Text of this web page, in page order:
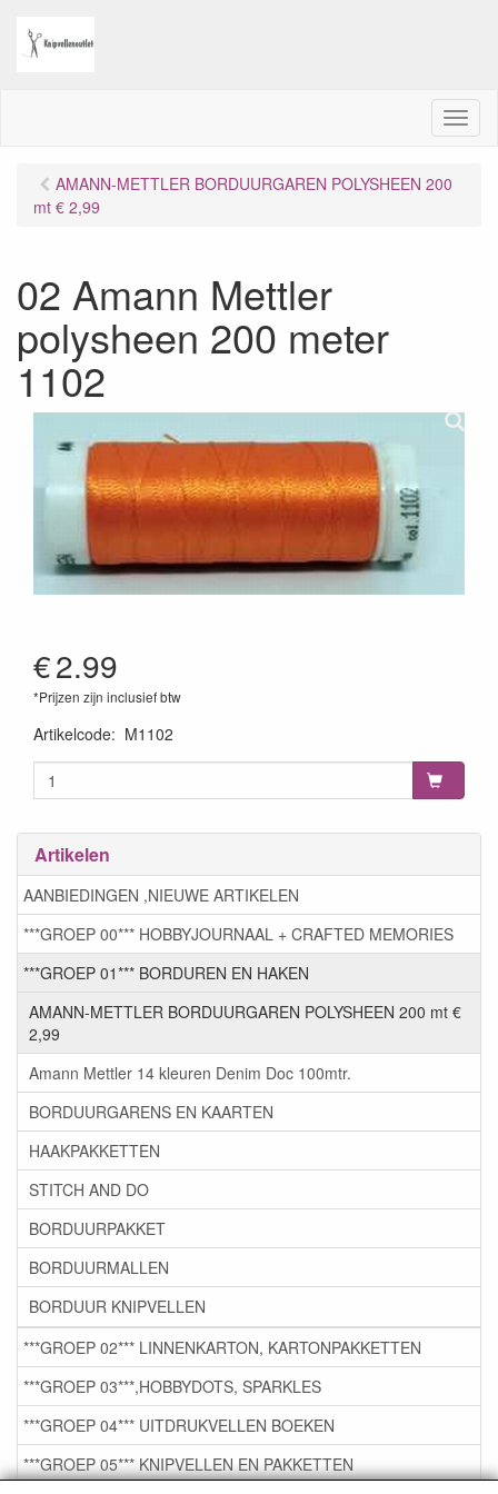
M
e
AMANN-METTLER BORDUURGAREN POLYSHEEN 200
mt € 2,99
02 Amann Mettler
polysheen 200 meter
1102
€2.99
*Prijzen zijn inclusief btw
Artikelcode: M1102
Artikelen
AANBIEDINGEN ,NIEUWE ARTIKELEN
***GROEP 00*** HOBBYJOURNAAL + CRAFTED MEMORIES
***GROEP 01*** BORDUREN EN HAKEN
AMANN-METTLER BORDUURGAREN POLYSHEEN 200 mt €
2,99
Amann Mettler 14 kleuren Denim Doc 100mtr.
BORDUURGARENS EN KAARTEN
HAAKPAKKETTEN
STITCH AND DO
BORDUURPAKKET
BORDUURMALLEN
BORDUUR KNIPVELLEN
***GROEP 02*** LINNENKARTON, KARTONPAKKETTEN
***GROEP 03***,HOBBYDOTS, SPARKLES
***GROEP 04*** UITDRUKVELLEN BOEKEN
***GROEP 05*** KNIPVELLEN EN PAKKETTEN